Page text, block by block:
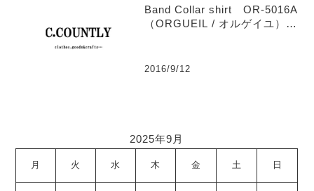
Band Collar shirt OR-5016A
（ORGUEIL / オルゲイユ）
2016/9/12
2025年9月
月 火 水 木 金 土 日